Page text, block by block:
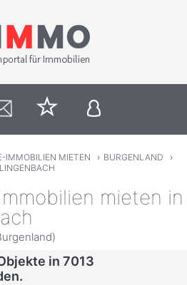
IMMOBILIEN MIETEN › BURGENLAND
›
mieten in
in 7013